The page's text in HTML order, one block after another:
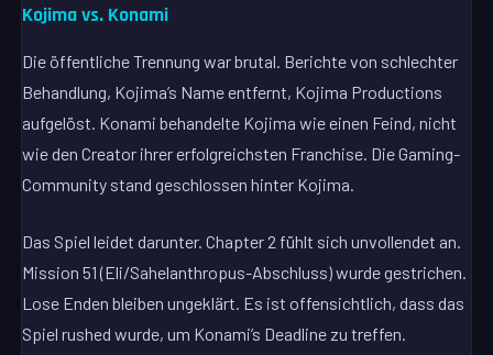
Kojima vs. Konami
Die öffentliche Trennung war brutal. Berichte von schlechter
Behandlung, Kojima’s Name entfernt, Kojima Productions
aufgelöst. Konami behandelte Kojima wie einen Feind, nicht
wie den Creator ihrer erfolgreichsten Franchise. Die Gaming-
Community stand geschlossen hinter Kojima.
Das Spiel leidet darunter. Chapter 2 fühlt sich unvollendet an.
Mission 51 (Eli/Sahelanthropus-Abschluss) wurde gestrichen.
Lose Enden bleiben ungeklärt. Es ist offensichtlich, dass das
Spiel rushed wurde, um Konami’s Deadline zu treffen.